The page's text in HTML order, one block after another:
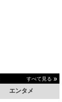
すべて見る
エンタメ